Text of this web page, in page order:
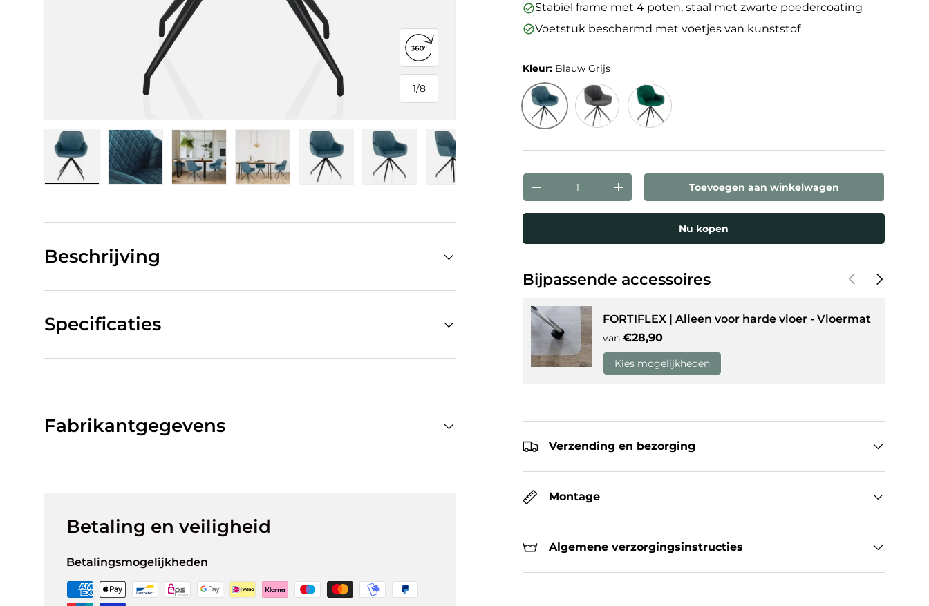
1/
van
8
360°-weergave openen
Laad afbeelding 5 in gallerij-weergave
Laad afbeelding 6 in gallerij-weergave
Laad afbeelding 7 in gallerij-weergave
Laad afbeelding 8 in gallerij-weergave
Stabiel frame met 4 poten, staal met zwarte poedercoating
Voetstuk beschermd met voetjes van kunststof
Kleur: Blauw Grijs
Verlaag de hoeveelheidVerhoog de hoeveelheidToevoegen aan winkelwagen
Nu kopen
Bijpassende accessoires Vorige Volgende
FORTIFLEX | Alleen voor harde vloer - Vloermat
van Reguliere prijs
€28,90
Kies mogelijkheden
Verzending en bezorging
Montage
Algemene verzorgingsinstructies
Beschrijving
Specificaties
Fabrikantgegevens
Betaling en veiligheid
Betalingsmogelijkheden